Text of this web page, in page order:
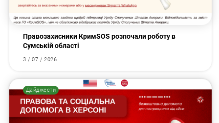
Правозахисники КримSOS розпочали роботу в
Сумській області
3 / 07 / 2026
Дайджести